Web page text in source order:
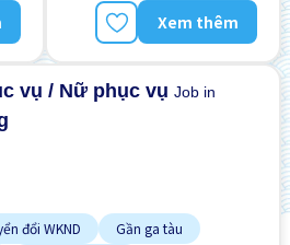
Xem thêm
vụ / Nữ phục vụJob in
đổi WKND
Gần ga tàu